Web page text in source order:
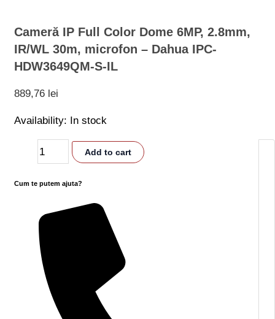
Cameră IP Full Color Dome 6MP, 2.8mm,
IR/WL 30m, microfon – Dahua IPC-
HDW3649QM-S-IL
889,76 lei
Availability: In stock
quantity
Add to cart
Cum te putem ajuta?